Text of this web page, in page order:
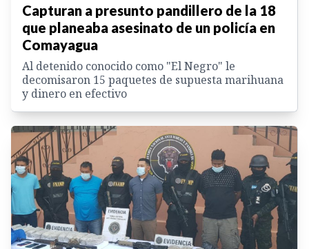
Capturan a presunto pandillero de la 18
que planeaba asesinato de un policía en
Comayagua
Al detenido conocido como "El Negro" le
decomisaron 15 paquetes de supuesta marihuana
y dinero en efectivo